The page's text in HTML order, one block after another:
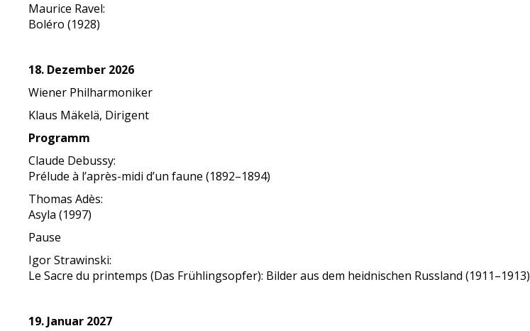
Maurice Ravel:
Boléro (1928)
18. Dezember 2026
Wiener Philharmoniker
Klaus Mäkelä, Dirigent
Programm
Claude Debussy:
Prélude à l’après-midi d’un faune (1892–1894)
Thomas Adès:
Asyla (1997)
Pause
Igor Strawinski:
Le Sacre du printemps (Das Frühlingsopfer): Bilder aus dem heidnischen Russland (1911–1913)
19. Januar 2027